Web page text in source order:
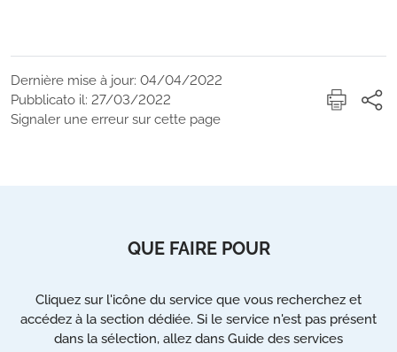
Dernière mise à jour: 04/04/2022
Pubblicato il: 27/03/2022
Signaler une erreur sur cette page
QUE FAIRE POUR
Cliquez sur l'icône du service que vous recherchez et
accédez à la section dédiée. Si le service n'est pas présent
dans la sélection, allez dans Guide des services